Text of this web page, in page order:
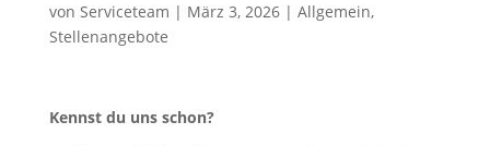
von Serviceteam | März 3, 2026| Allgemein,
Stellenangebote
Kennst du uns schon?